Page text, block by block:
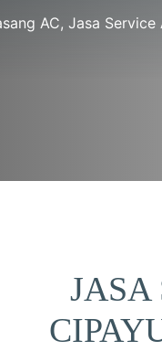
AC, Jasa Service
JASA